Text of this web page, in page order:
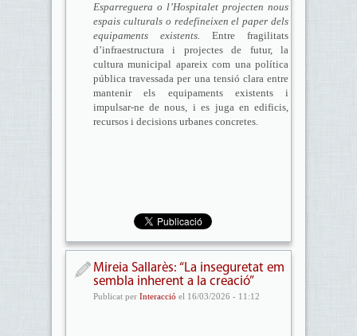
Esparreguera o l’Hospitalet projecten nous
espais culturals o redefineixen el paper dels
equipaments existents.Entre fragilitats
d’infraestructura i projectes de futur, la
cultura municipal apareix com una política
pública travessada per una tensió clara entre
mantenir els equipaments existents i
impulsar-ne de nous, i es juga en edificis,
recursos i decisions urbanes concretes.
Mireia Sallarès: “La inseguretat em
sembla inherent a la creació”
Publicat per Interacció el 16/03/2026 - 11:12